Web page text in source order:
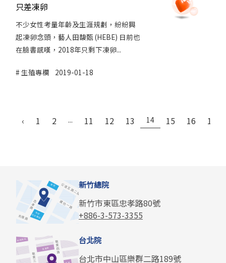
只差凍卵
不少女性考量年齡及生涯規劃，紛紛興
起凍卵念頭，藝人田馥甄 (HEBE) 日前也
在臉書感嘆，2018年只剩下凍卵...
生殖專欄 2019-01-18
‹ 1 2 ... 11 12 13 14 15 16 17
新竹總院
新竹市東區忠孝路80號
+886-3-573-3355
台北院
台北市中山區樂群二路189號